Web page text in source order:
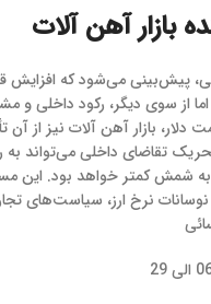
بازار آهن آلات
پیش‌بینی می‌شود که افزایش
اما از سوی دیگر، رکود داخلی
بازار آهن آلات نیز از
تقاضای داخلی می‌تواند
کمتر خواهد بود. این مسئله
نوسانات نرخ ارز، سیاست‌های